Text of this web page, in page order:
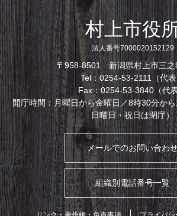
村上市役
法人番号7000020152129
〒958-8501 新潟県村上市三之
Tel：0254-53-2111（代
Fax：0254-53-3840（代表
開庁時間：月曜日から金曜日／8時30分か
日曜日・祝日は閉庁）
メールでのお問い合わ
組織別電話番号一覧